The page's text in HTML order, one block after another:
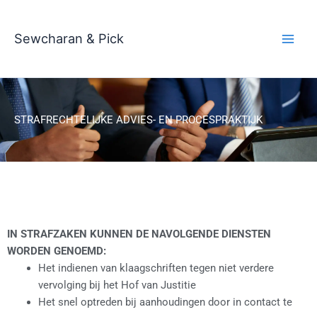
Sewcharan & Pick
STRAFRECHTELIJKE ADVIES- EN PROCESPRAKTIJK
IN STRAFZAKEN KUNNEN DE NAVOLGENDE DIENSTEN
WORDEN GENOEMD:
Het indienen van klaagschriften tegen niet verdere
vervolging bij het Hof van Justitie
Het snel optreden bij aanhoudingen door in contact te